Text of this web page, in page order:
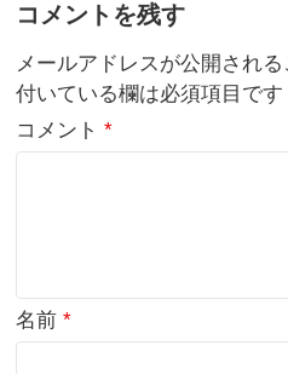
コメントを残す
メールアドレスが公開される
付いている欄は必須項目です
コメント*
名前*